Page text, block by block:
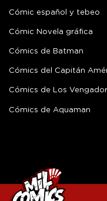
Cómic español y tebeo
Cómic Novela gráfica
Cómics de Batman
Cómics del Capitán
Cómics de Los
Cómics de Aquaman